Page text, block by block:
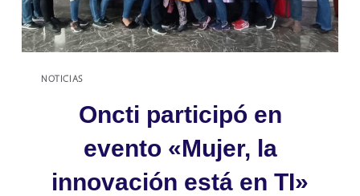
NOTICIAS
Oncti participó en
evento «Mujer, la
innovación está en TI»